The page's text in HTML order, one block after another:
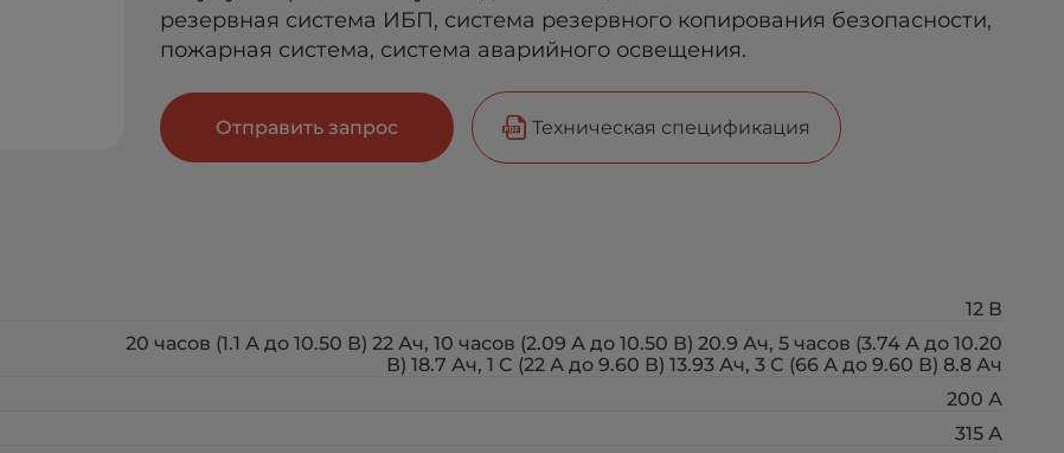
резервная система ИБП, система резервного копирования безопасности,
пожарная система, система аварийного освещения.
Отправить запрос Техническая спецификация
12 В
20 часов (1.1 А до 10.50 В) 22 Ач, 10 часов (2.09 А до 10.50 В) 20.9 Ач, 5 часов (3.74 А до 10.20
В) 18.7 Ач, 1 C (22 А до 9.60 В) 13.93 Ач, 3 C (66 А до 9.60 В) 8.8 Ач
200 А
315 А